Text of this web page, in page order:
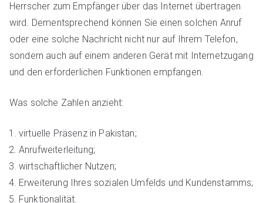
Herrscher zum Empfänger über das Internet übertragen
wird. Dementsprechend können Sie einen solchen Anruf
oder eine solche Nachricht nicht nur auf Ihrem Telefon,
sondern auch auf einem anderen Gerät mit Internetzugang
und den erforderlichen Funktionen empfangen.
Was solche Zahlen anzieht:
virtuelle Präsenz in Pakistan;
Anrufweiterleitung;
wirtschaftlicher Nutzen;
Erweiterung Ihres sozialen Umfelds und Kundenstamms;
Funktionalität.